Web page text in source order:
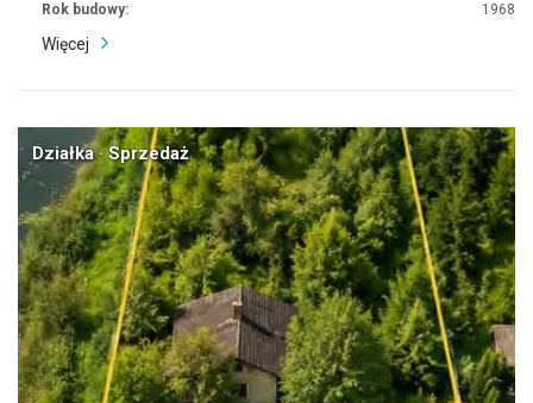
Rok budowy:
1968
Więcej
Działka · Sprzedaż